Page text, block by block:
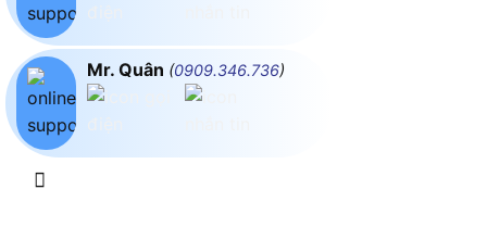
Mr. Quân (0909.346.736)